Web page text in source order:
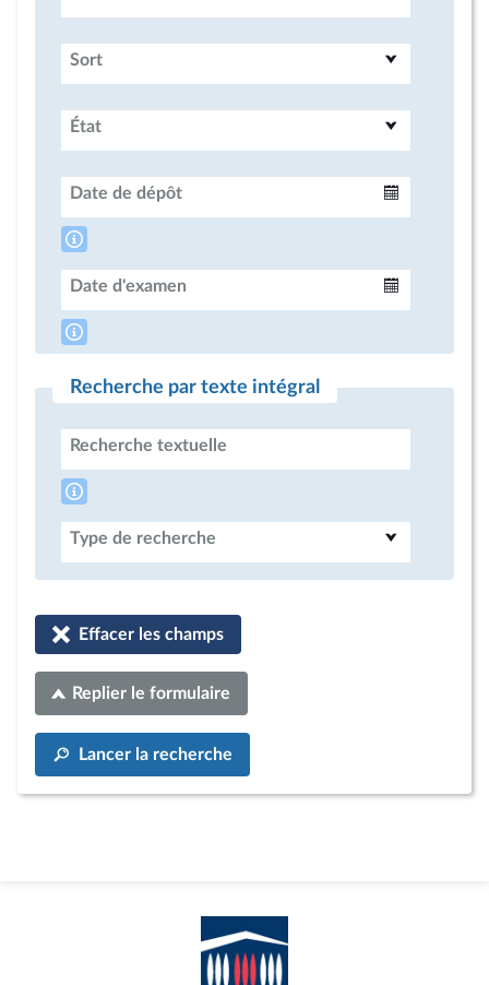
Sort
État
Date de dépôt
Date d'examen
Recherche par texte intégral
Recherche textuelle
Type de recherche
Effacer les champs
Replier le formulaire
Lancer la recherche